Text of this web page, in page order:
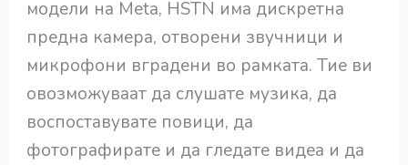
модели на Meta, HSTN има дискретна
предна камера, отворени звучници и
микрофони вградени во рамката. Тие ви
овозможуваат да слушате музика, да
воспоставувате повици, да
фотографирате и да гледате видеа и да